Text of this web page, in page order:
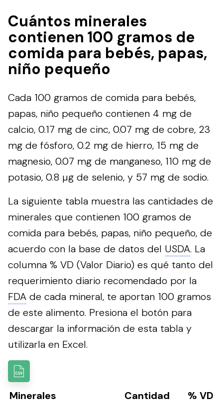
Cuántos minerales
contienen 100 gramos de
comida para bebés, papas,
niño pequeño
Cada 100 gramos de comida para bebés,
papas, niño pequeño contienen 4 mg de
calcio, 0.17 mg de cinc, 0.07 mg de cobre, 23
mg de fósforo, 0.2 mg de hierro, 15 mg de
magnesio, 0.07 mg de manganeso, 110 mg de
potasio, 0.8 µg de selenio, y 57 mg de sodio.
La siguiente tabla muestra las cantidades de
minerales que contienen 100 gramos de
comida para bebés, papas, niño pequeño, de
acuerdo con la base de datos del USDA. La
columna % VD (Valor Diario) es qué tanto del
requerimiento diario recomendado por la
FDA de cada mineral, te aportan 100 gramos
de este alimento. Presiona el botón para
descargar la información de esta tabla y
utilizarla en Excel.
Minerales Cantidad
% VD